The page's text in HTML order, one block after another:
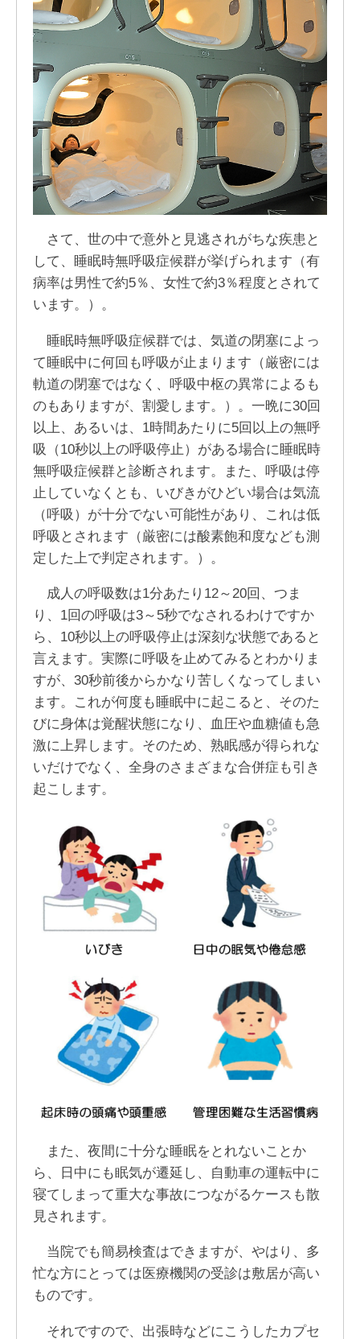
さて、世の中で意外と見逃されがちな疾患と
して、睡眠時無呼吸症候群が挙げられます（有
病率は男性で約5％、女性で約3％程度とされて
います。）。
睡眠時無呼吸症候群では、気道の閉塞によっ
て睡眠中に何回も呼吸が止まります（厳密には
軌道の閉塞ではなく、呼吸中枢の異常によるも
のもありますが、割愛します。）。一晩に30回
以上、あるいは、1時間あたりに5回以上の無呼
吸（10秒以上の呼吸停止）がある場合に睡眠時
無呼吸症候群と診断されます。また、呼吸は停
止していなくとも、いびきがひどい場合は気流
（呼吸）が十分でない可能性があり、これは低
呼吸とされます（厳密には酸素飽和度なども測
定した上で判定されます。）。
成人の呼吸数は1分あたり12～20回、つま
り、1回の呼吸は3～5秒でなされるわけですか
ら、10秒以上の呼吸停止は深刻な状態であると
言えます。実際に呼吸を止めてみるとわかりま
すが、30秒前後からかなり苦しくなってしまい
ます。これが何度も睡眠中に起こると、そのた
びに身体は覚醒状態になり、血圧や血糖値も急
激に上昇します。そのため、熟眠感が得られな
いだけでなく、全身のさまざまな合併症も引き
起こします。
また、夜間に十分な睡眠をとれないことか
ら、日中にも眠気が遷延し、自動車の運転中に
寝てしまって重大な事故につながるケースも散
見されます。
当院でも簡易検査はできますが、やはり、多
忙な方にとっては医療機関の受診は敷居が高い
ものです。
それですので、出張時などにこうしたカプセ